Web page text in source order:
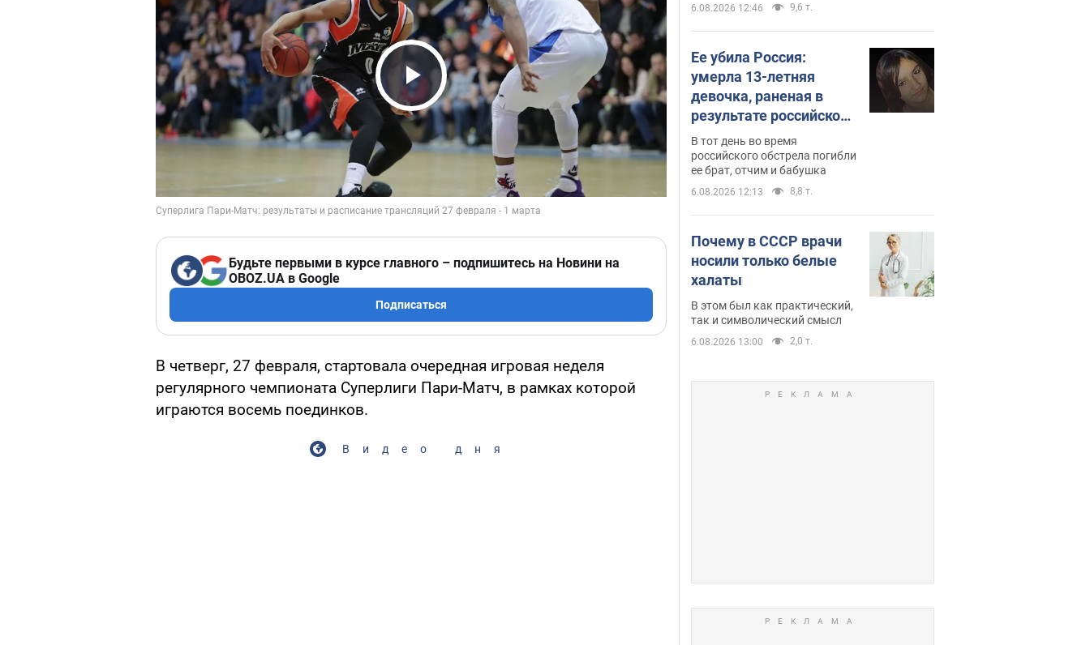
Play Video
Будьте первыми в курсе главного – подпишитесь на Новини на
OBOZ.UA в Google
Подписаться
В четверг, 27 февраля, стартовала очередная игровая неделя
регулярного чемпионата Суперлиги Пари-Матч, в рамках которой
играются восемь поединков.
Видео дня
6.08.2026 12:46 9,6 т.
Ее убила Россия:
умерла 13-летняя
девочка, раненая в
результате российской
атаки на Сумскую
область. Фото
В тот день во время
российского обстрела погибли
ее брат, отчим и бабушка
6.08.2026 12:13 8,8 т.
Почему в СССР врачи
носили только белые
халаты
В этом был как практический,
так и символический смысл
6.08.2026 13:00 2,0 т.